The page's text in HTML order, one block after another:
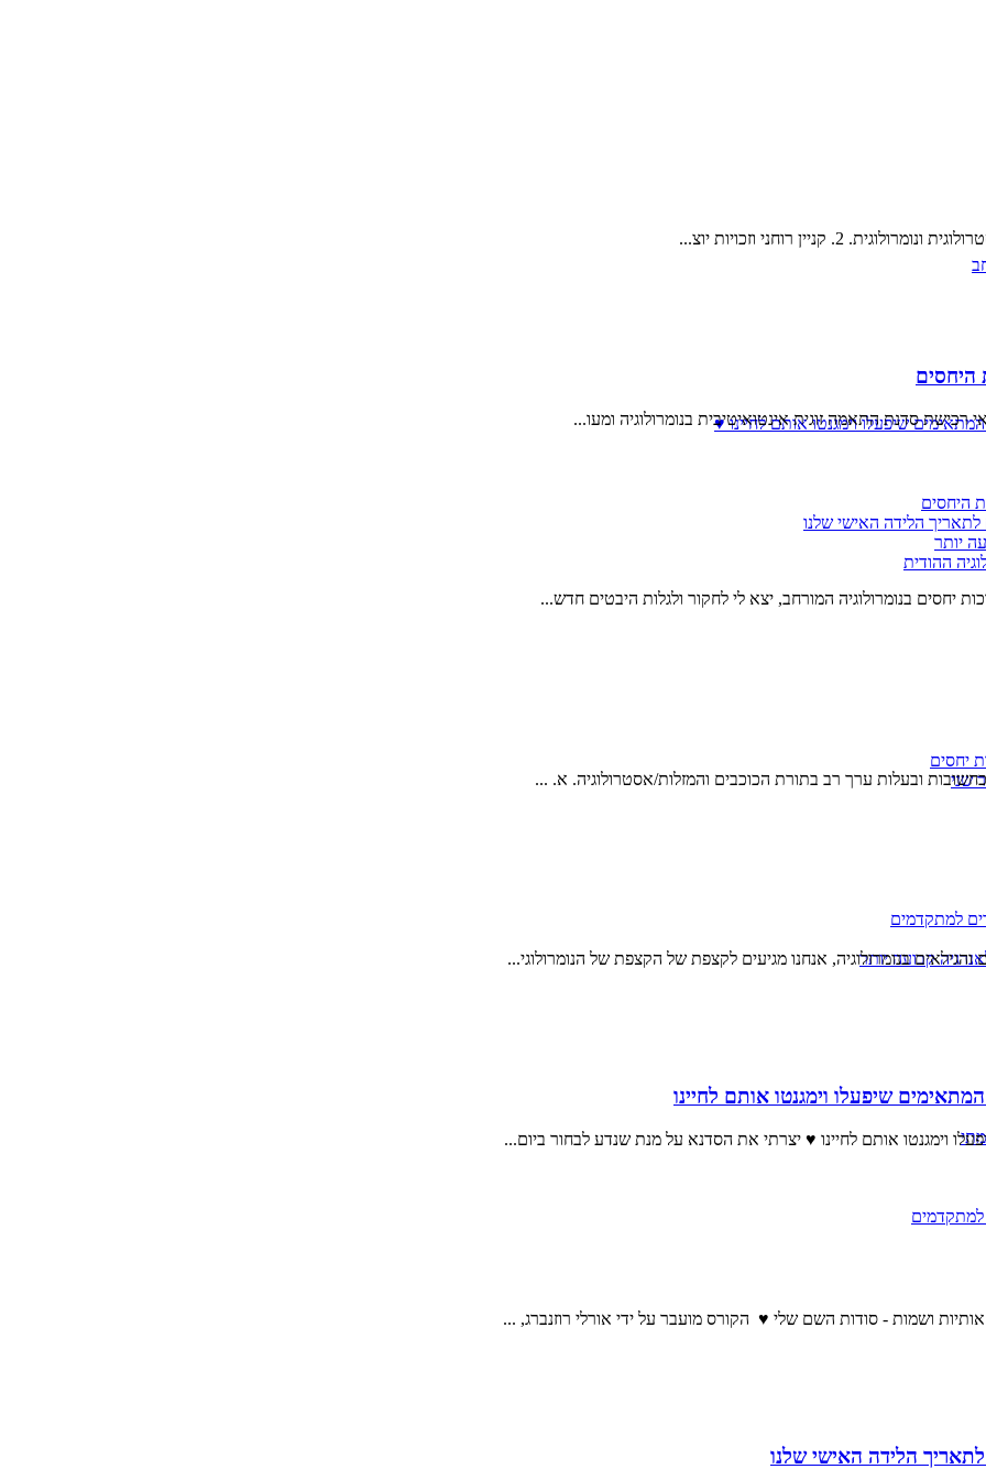
שיפעלו וימגנטו אותם לחיינו ♥
היחסים
הלידה האישי שלנו
יותר
ההודית
יחסים
שני
למתקדמים
קבועה יותר
למתקדמים
היחסים
רכישת סדנת התאמה זוגית אינטואיטיבית בנומרולוגיה ומעו...
בנומרולוגיה המורחב, יצא לי לחקור ולגלות היבטים חדש...
ובעלות ערך רב בתורת הכוכבים והמזלות/אסטרולוגיה. א. ...
בנומרולוגיה, אנחנו מגיעים לקצפת של הקצפת של הנומרולוגי...
שיפעלו וימגנטו אותם לחיינו
וימגנטו אותם לחיינו ♥ יצרתי את הסדנא על מנת שנדע לבחור ביום...
ושמות - סודות השם שלי ♥ הקורס מועבר על ידי אורלי רוזנברג, ...
הלידה האישי שלנו